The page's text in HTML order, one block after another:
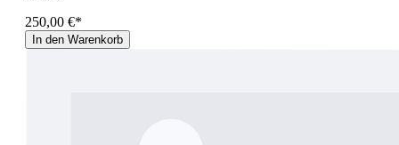
250,00 €*
In den Warenkorb